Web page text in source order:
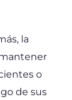
la
o
de sus